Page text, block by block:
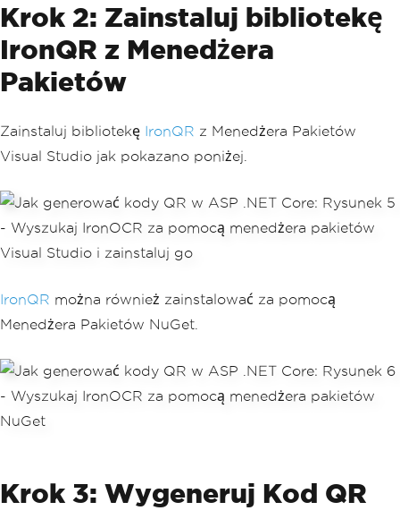
Krok 2: Zainstaluj bibliotekę
IronQR z Menedżera
Pakietów
Zainstaluj bibliotekę IronQR z Menedżera Pakietów
Visual Studio jak pokazano poniżej.
IronQR można również zainstalować za pomocą
Menedżera Pakietów NuGet.
Krok 3: Wygeneruj Kod QR